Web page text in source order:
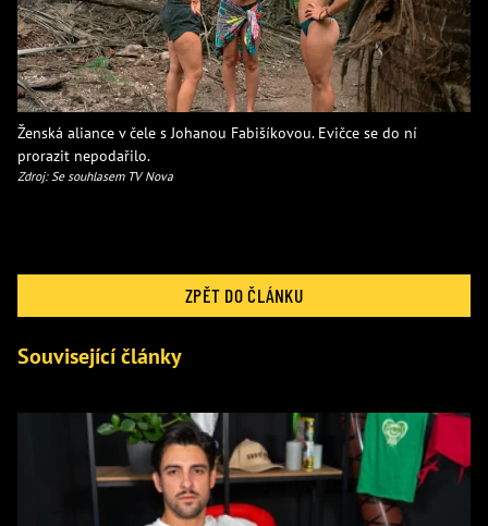
Ženská aliance v čele s Johanou Fabišíkovou. Evičce se do ní
prorazit nepodařilo.
Zdroj: Se souhlasem TV Nova
ZPĚT DO ČLÁNKU
Související články